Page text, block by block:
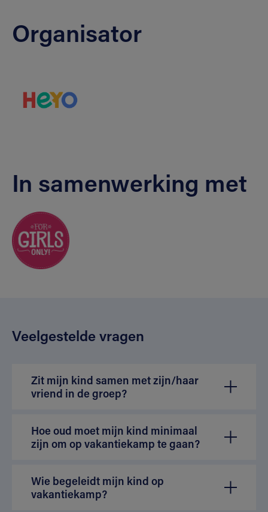
Organisator
In samenwerking met
Veelgestelde vragen
Zit mijn kind samen met zijn/haar
vriend in de groep?
Hoe oud moet mijn kind minimaal
zijn om op vakantiekamp te gaan?
Wie begeleidt mijn kind op
vakantiekamp?